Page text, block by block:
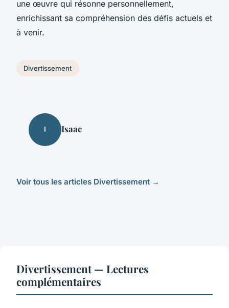
une œuvre qui résonne personnellement,
enrichissant sa compréhension des défis actuels et
à venir.
Divertissement
I Isaac
Voir tous les articles Divertissement →
Divertissement — Lectures
complémentaires